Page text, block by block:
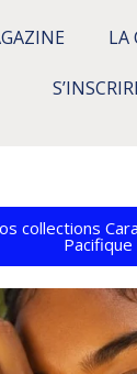
LA
collections
Pacifique